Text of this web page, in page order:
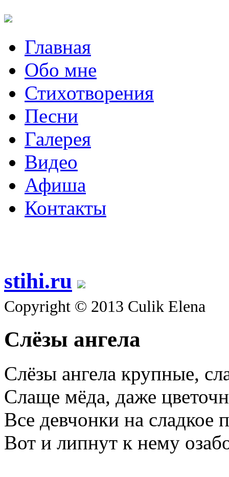
Главная
Обо мне
Стихотворения
Песни
Галерея
Видео
Афиша
Контакты
stihi.ru
Copyright © 2013 Culik Elena
Слёзы ангела
Слёзы ангела крупные,
Слаще мёда, даже
Все девчонки на сладкое
Вот и липнут к нему